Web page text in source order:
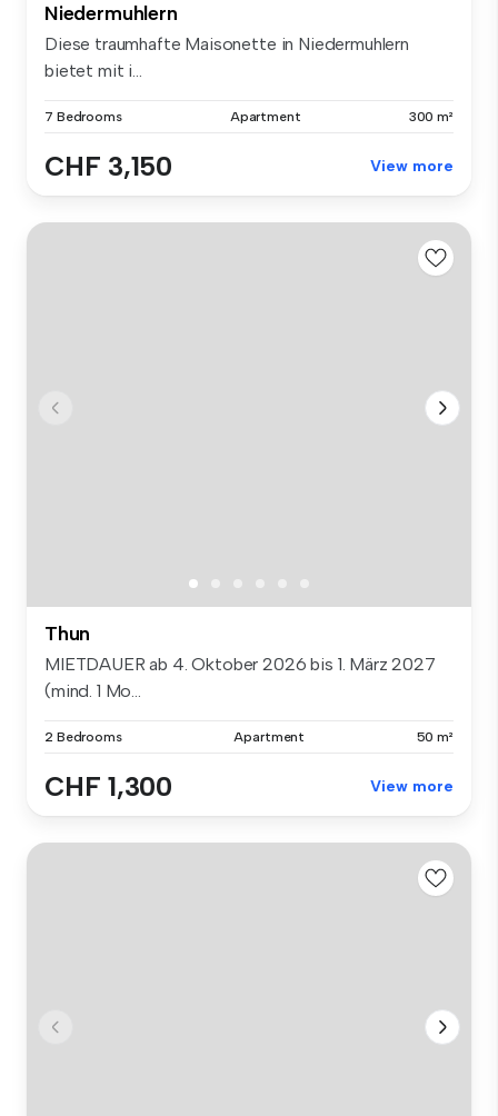
Niedermuhlern
Diese traumhafte Maisonette in Niedermuhlern
bietet mit i...
7 Bedrooms Apartment 300 m²
CHF 3,150 View more
Thun
MIETDAUER ab 4. Oktober 2026 bis 1. März 2027
(mind. 1 Mo...
2 Bedrooms Apartment 50 m²
CHF 1,300 View more